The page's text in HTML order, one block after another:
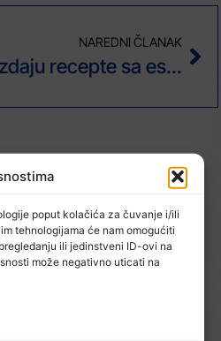
poput kolačića za čuvanje i/ili
tehnologijama će nam omogućiti
ili jedinstveni ID-ovi na
može negativno uticati na
NAREDNI ČLANAK
Kontrole ljekara koji izdaju recepte sa esencijalne liste se nastavljaju